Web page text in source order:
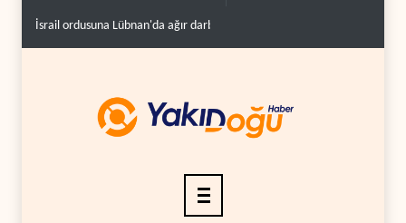
İsrail ordusuna Lübnan'da ağır darbe: İki asker öldü..